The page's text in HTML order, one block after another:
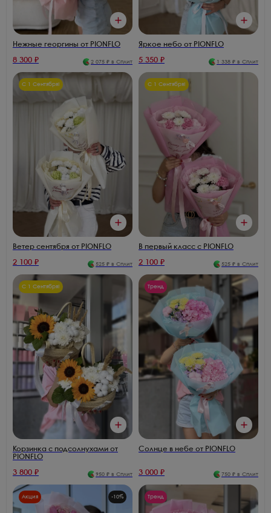
Нежные георгины от PIONFLO
8 300 ₽ 2 075 ₽ в Сплит
Яркое небо от PIONFLO
5 350 ₽ 1 338 ₽ в Сплит
С 1 Сентября!
Ветер сентября от PIONFLO
2 100 ₽ 525 ₽ в Сплит
С 1 Сентября!
В первый класс с PIONFLO
2 100 ₽ 525 ₽ в Сплит
С 1 Сентября!
Корзинка с подсолнухами от
PIONFLO
3 800 ₽ 950 ₽ в Сплит
Тренд
Солнце в небе от PIONFLO
3 000 ₽ 750 ₽ в Сплит
Акция -10% Тренд